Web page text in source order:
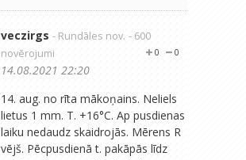
veczirgs - Rundāles nov. - 600
novērojumi
0
0
14.08.2021 22:20
14. aug. no rīta mākoņains. Neliels
lietus 1 mm. T. +16°C. Ap pusdienas
laiku nedaudz skaidrojās. Mērens R
vējš. Pēcpusdienā t. pakāpās līdz